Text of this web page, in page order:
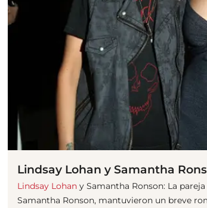
Lindsay Lohan y Samantha
Lindsay Lohan y Samantha Ronson: La
Samantha Ronson, mantuvieron un breve